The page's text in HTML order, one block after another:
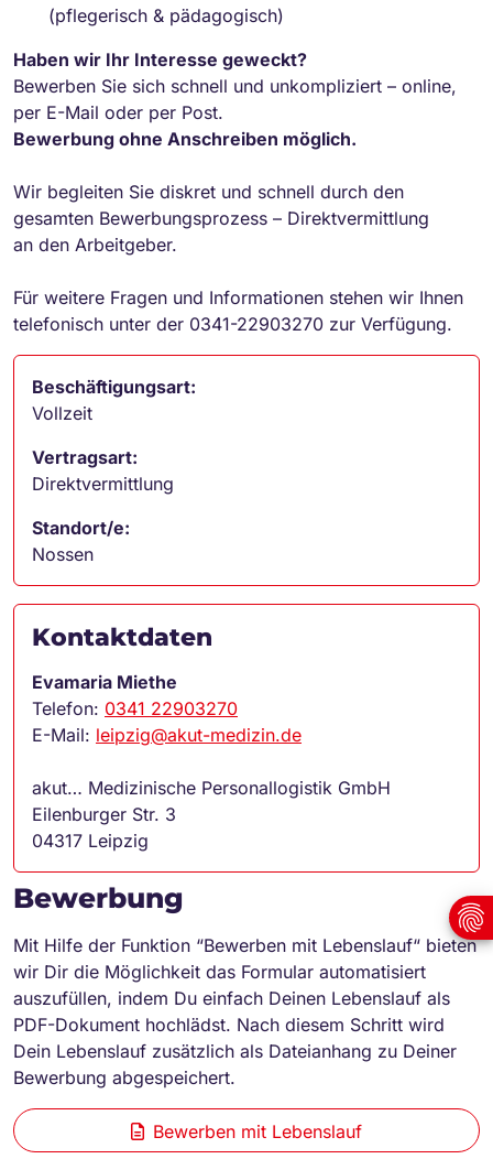
(pflegerisch & pädagogisch)
Haben wir Ihr Interesse geweckt?
Bewerben Sie sich schnell und unkompliziert – online,
per E-Mail oder per Post.
Bewerbung ohne Anschreiben möglich.
Wir begleiten Sie diskret und schnell durch den
gesamten Bewerbungsprozess – Direktvermittlung
an den Arbeitgeber.
Für weitere Fragen und Informationen stehen wir Ihnen
telefonisch unter der 0341-22903270 zur Verfügung.
Beschäftigungsart:
Vollzeit
Vertragsart:
Direktvermittlung
Standort/e:
Nossen
Kontaktdaten
Evamaria Miethe
Telefon: 0341 22903270
E-Mail: leipzig@akut-medizin.de
akut… Medizinische Personallogistik GmbH
Eilenburger Str. 3
04317 Leipzig
Bewerbung
Mit Hilfe der Funktion “Bewerben mit Lebenslauf“ bieten
wir Dir die Möglichkeit das Formular automatisiert
auszufüllen, indem Du einfach Deinen Lebenslauf als
PDF-Dokument hochlädst. Nach diesem Schritt wird
Dein Lebenslauf zusätzlich als Dateianhang zu Deiner
Bewerbung abgespeichert.
Bewerben mit Lebenslauf